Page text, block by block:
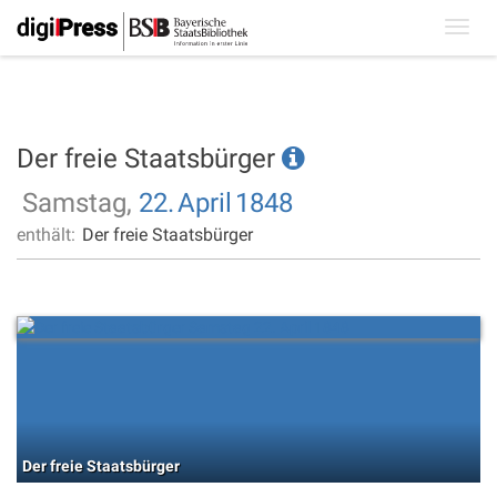
Der freie Staatsbürger
Samstag, 22.April 1848
enthält: Der freie Staatsbürger
Der freie Staatsbürger